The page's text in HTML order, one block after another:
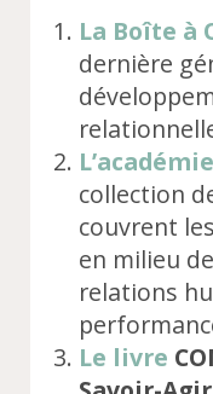
La Boîte à
dernière
collection
couvrent
en milieu
relations
Le livre